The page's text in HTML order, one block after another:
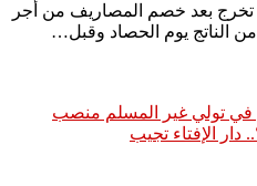
تخرج بعد خصم المصاريف من أجر
الناتج يوم الحصاد وقبل…